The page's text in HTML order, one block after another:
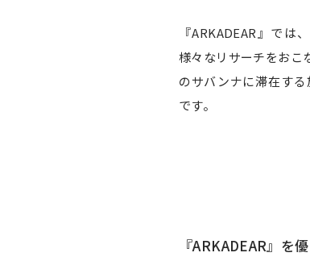
『ARKADEAR』で
様々なリサーチをおこ
のサバンナに滞在す
です。
『ARKADEAR』を